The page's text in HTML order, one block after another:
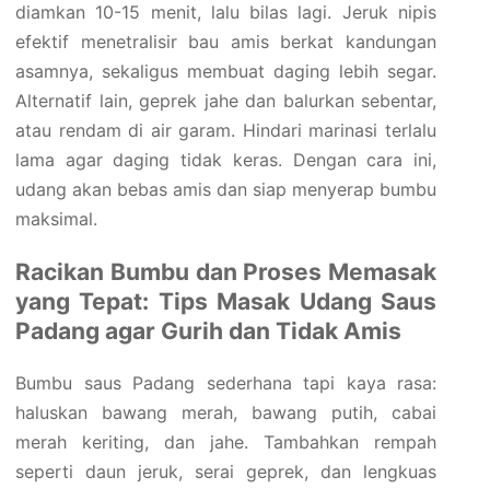
diamkan 10-15 menit, lalu bilas lagi. Jeruk nipis
efektif menetralisir bau amis berkat kandungan
asamnya, sekaligus membuat daging lebih segar.
Alternatif lain, geprek jahe dan balurkan sebentar,
atau rendam di air garam. Hindari marinasi terlalu
lama agar daging tidak keras. Dengan cara ini,
udang akan bebas amis dan siap menyerap bumbu
maksimal.
Racikan Bumbu dan Proses Memasak
yang Tepat: Tips Masak Udang Saus
Padang agar Gurih dan Tidak Amis
Bumbu saus Padang sederhana tapi kaya rasa:
haluskan bawang merah, bawang putih, cabai
merah keriting, dan jahe. Tambahkan rempah
seperti daun jeruk, serai geprek, dan lengkuas